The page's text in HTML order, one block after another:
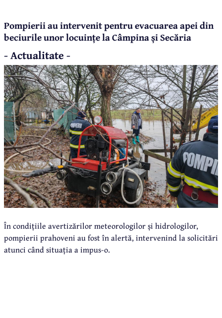
Pompierii au intervenit pentru evacuarea apei din
beciurile unor locuințe la Câmpina și Secăria
- Actualitate -
În condițiile avertizărilor meteorologilor și hidrologilor,
pompierii prahoveni au fost în alertă, intervenind la solicitări
atunci când situația a impus-o.